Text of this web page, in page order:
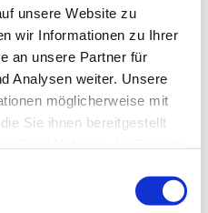
unsere Website zu
wir Informationen zu Ihrer
an unsere Partner für
Analysen weiter. Unsere
möglicherweise mit
Sie ihnen bereitgestellt